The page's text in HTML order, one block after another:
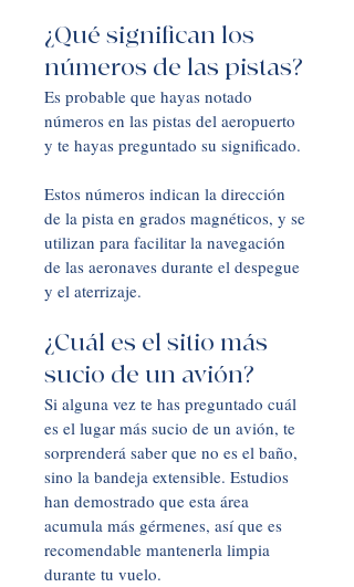
¿Qué significan los
números de las pistas?
Es probable que hayas notado
números en las pistas del aeropuerto
y te hayas preguntado su significado.
Estos números indican la dirección
de la pista en grados magnéticos, y se
utilizan para facilitar la navegación
de las aeronaves durante el despegue
y el aterrizaje.
¿Cuál es el sitio más
sucio de un avión?
Si alguna vez te has preguntado cuál
es el lugar más sucio de un avión, te
sorprenderá saber que no es el baño,
sino la bandeja extensible. Estudios
han demostrado que esta área
acumula más gérmenes, así que es
recomendable mantenerla limpia
durante tu vuelo.